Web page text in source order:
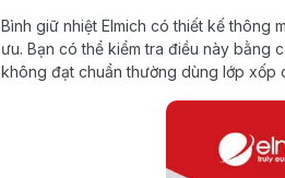
Bình giữ nhiệt Elmich có thiết kế thông
ưu. Bạn có thể kiểm tra điều này bằng
không đạt chuẩn thường dùng lớp xốp